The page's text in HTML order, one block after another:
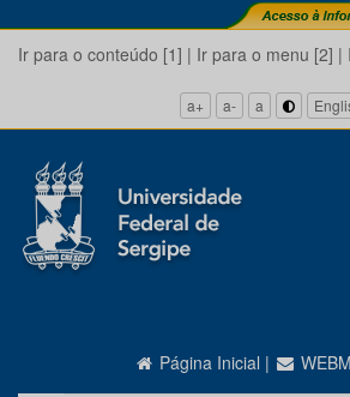
Ir para o conteúdo [1] | Ir para o menu [2] |
a+ a- a
Página Inicial |